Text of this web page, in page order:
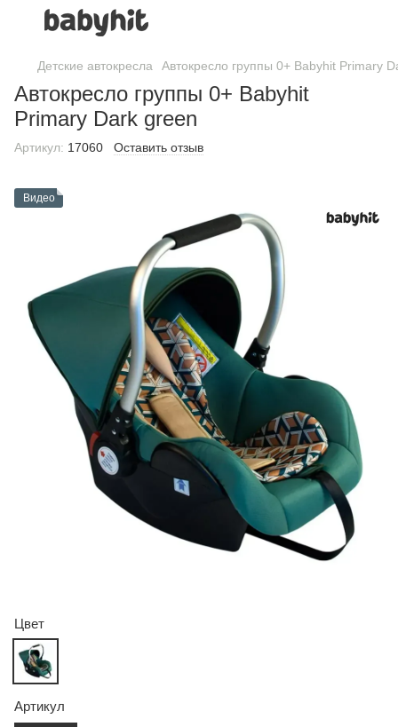
Детские автокресла Автокресло группы 0+ Babyhit Primary
Автокресло группы 0+ Babyhit
Primary Dark green
Артикул: 17060 Оставить отзыв
Видео
Цвет
Артикул